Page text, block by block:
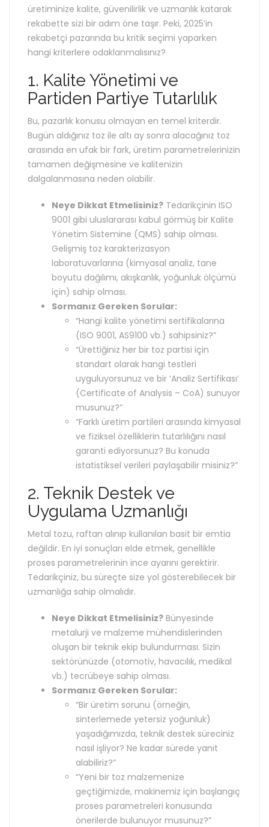
üretiminize kalite, güvenilirlik ve uzmanlık katarak
rekabette sizi bir adım öne taşır. Peki, 2025’in
rekabetçi pazarında bu kritik seçimi yaparken
hangi kriterlere odaklanmalısınız?
1. Kalite Yönetimi ve
Partiden Partiye Tutarlılık
Bu, pazarlık konusu olmayan en temel kriterdir.
Bugün aldığınız toz ile altı ay sonra alacağınız toz
arasında en ufak bir fark, üretim parametrelerinizin
tamamen değişmesine ve kalitenizin
dalgalanmasına neden olabilir.
Neye Dikkat Etmelisiniz? Tedarikçinin ISO
9001 gibi uluslararası kabul görmüş bir Kalite
Yönetim Sistemine (QMS) sahip olması.
Gelişmiş toz karakterizasyon
laboratuvarlarına (kimyasal analiz, tane
boyutu dağılımı, akışkanlık, yoğunluk ölçümü
için) sahip olması.
Sormanız Gereken Sorular:
“Hangi kalite yönetimi sertifikalarına
(ISO 9001, AS9100 vb.) sahipsiniz?”
“Ürettiğiniz her bir toz partisi için
standart olarak hangi testleri
uyguluyorsunuz ve bir ‘Analiz Sertifikası’
(Certificate of Analysis – CoA) sunuyor
musunuz?”
“Farklı üretim partileri arasında kimyasal
ve fiziksel özelliklerin tutarlılığını nasıl
garanti ediyorsunuz? Bu konuda
istatistiksel verileri paylaşabilir misiniz?”
2. Teknik Destek ve
Uygulama Uzmanlığı
Metal tozu, raftan alınıp kullanılan basit bir emtia
değildir. En iyi sonuçları elde etmek, genellikle
proses parametrelerinin ince ayarını gerektirir.
Tedarikçiniz, bu süreçte size yol gösterebilecek bir
uzmanlığa sahip olmalıdır.
Neye Dikkat Etmelisiniz? Bünyesinde
metalurji ve malzeme mühendislerinden
oluşan bir teknik ekip bulundurması. Sizin
sektörünüzde (otomotiv, havacılık, medikal
vb.) tecrübeye sahip olması.
Sormanız Gereken Sorular:
“Bir üretim sorunu (örneğin,
sinterlemede yetersiz yoğunluk)
yaşadığımızda, teknik destek süreciniz
nasıl işliyor? Ne kadar sürede yanıt
alabiliriz?”
“Yeni bir toz malzemenize
geçtiğimizde, makinemiz için başlangıç
proses parametreleri konusunda
önerilerde bulunuyor musunuz?”